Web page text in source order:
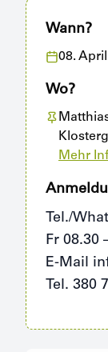
Wann?
08.
Wo?
Mehr
Tel./
Fr 08.30
E-Mail
Tel. 380